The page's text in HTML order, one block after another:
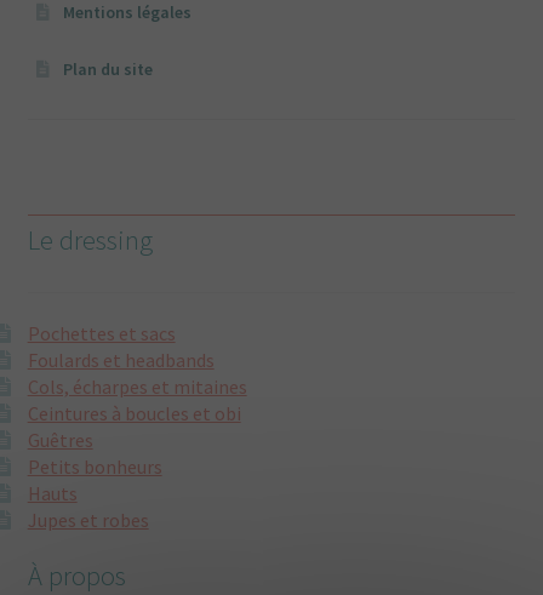
Mentions légales
Plan du site
Le dressing
Pochettes et sacs
Foulards et headbands
Cols, écharpes et mitaines
Ceintures à boucles et obi
Guêtres
Petits bonheurs
Hauts
Jupes et robes
À propos